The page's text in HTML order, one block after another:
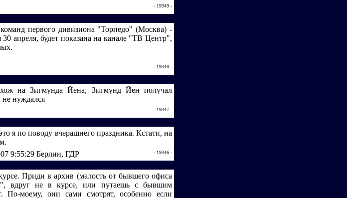
- 19349 -
первого дивизиона "Торпедо" (Москва) -
апреля, будет показана на канале "ТВ Центр",
- 19348 -
на Зигмунда Йена, Зигмунд Йен получал
нуждался
- 19347 -
я по поводу вчерашнего праздника. Кстати, на
9:55:29 Берлин, ГДР - 19346 -
Приди в архив (малость от бывшего офиса
вдруг не в курсе, или путаешь с бывшим
По-моему, они сами смотрят, особенно если